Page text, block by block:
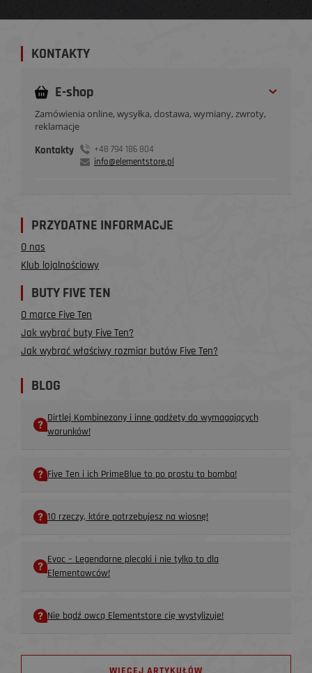
KONTAKTY
E-shop
Zamówienia online, wysyłka, dostawa, wymiany, zwroty,
reklamacje
Kontakty
+48 794 186 804
info@elementstore.pl
PRZYDATNE INFORMACJE
O nas
Klub lojalnościowy
BUTY FIVE TEN
O marce Five Ten
Jak wybrać buty Five Ten?
Jak wybrać właściwy rozmiar butów Five Ten?
BLOG
Dirtlej Kombinezony i inne gadżety do wymagających
warunków!
Five Ten i ich PrimeBlue to po prostu to bomba!
10 rzeczy, które potrzebujesz na wiosnę!
Evoc – Legendarne plecaki i nie tylko to dla
Elementowców!
Nie bądź owcą Elementstore cię wystylizuje!